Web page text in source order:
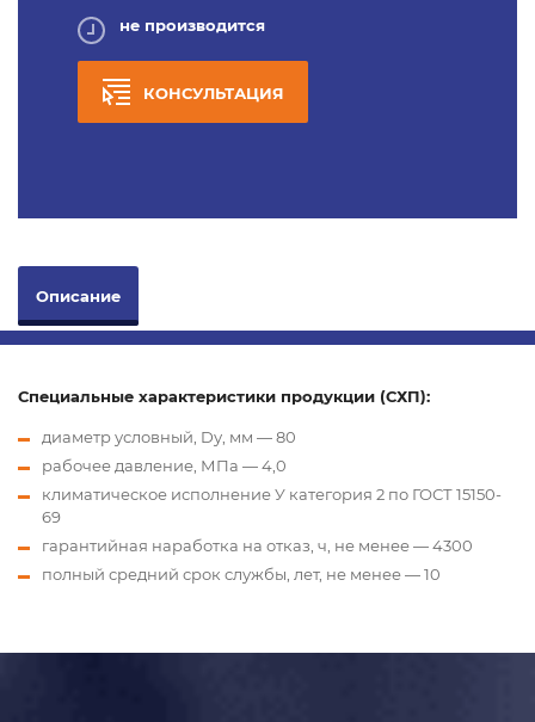
не производится
КОНСУЛЬТАЦИЯ
Описание
Специальные характеристики продукции (СХП):
диаметр условный, Dу, мм — 80
рабочее давление, МПа — 4,0
климатическое исполнение У категория 2 по ГОСТ 15150-
69
гарантийная наработка на отказ, ч, не менее — 4300
полный средний срок службы, лет, не менее — 10